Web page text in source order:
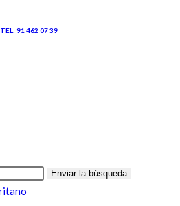
TEL: 91 462 07 39
Enviar la búsqueda